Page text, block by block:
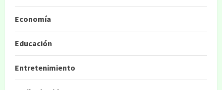
Economía
Educación
Entretenimiento